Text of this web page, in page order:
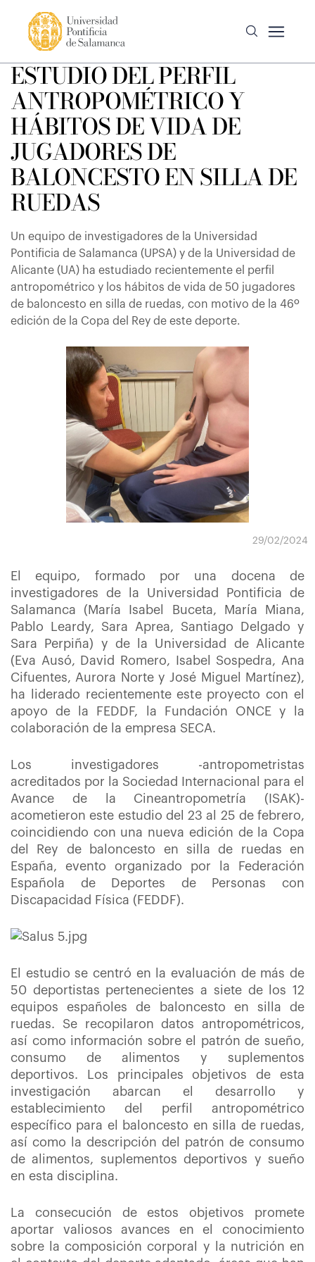
ESTUDIO DEL PERFIL
ANTROPOMÉTRICO Y
HÁBITOS DE VIDA DE
JUGADORES DE
BALONCESTO EN SILLA DE
RUEDAS
Un equipo de investigadores de la Universidad
Pontificia de Salamanca (UPSA) y de la Universidad de
Alicante (UA) ha estudiado recientemente el perfil
antropométrico y los hábitos de vida de 50 jugadores
de baloncesto en silla de ruedas, con motivo de la 46º
edición de la Copa del Rey de este deporte.
29/02/2024
El equipo, formado por una docena de
investigadores de la Universidad Pontificia de
Salamanca (María Isabel Buceta, María Miana,
Pablo Leardy, Sara Aprea, Santiago Delgado y
Sara Perpiña) y de la Universidad de Alicante
(Eva Ausó, David Romero, Isabel Sospedra, Ana
Cifuentes, Aurora Norte y José Miguel Martínez),
ha liderado recientemente este proyecto con el
apoyo de la FEDDF, la Fundación ONCE y la
colaboración de la empresa SECA.
Los investigadores -antropometristas
acreditados por la Sociedad Internacional para el
Avance de la Cineantropometría (ISAK)-
acometieron este estudio del 23 al 25 de febrero,
coincidiendo con una nueva edición de la Copa
del Rey de baloncesto en silla de ruedas en
España, evento organizado por la Federación
Española de Deportes de Personas con
Discapacidad Física (FEDDF).
El estudio se centró en la evaluación de más de
50 deportistas pertenecientes a siete de los 12
equipos españoles de baloncesto en silla de
ruedas. Se recopilaron datos antropométricos,
así como información sobre el patrón de sueño,
consumo de alimentos y suplementos
deportivos. Los principales objetivos de esta
investigación abarcan el desarrollo y
establecimiento del perfil antropométrico
específico para el baloncesto en silla de ruedas,
así como la descripción del patrón de consumo
de alimentos, suplementos deportivos y sueño
en esta disciplina.
La consecución de estos objetivos promete
aportar valiosos avances en el conocimiento
sobre la composición corporal y la nutrición en